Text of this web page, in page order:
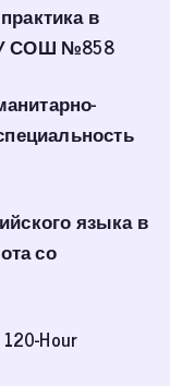
в
СОШ №858
языка в
со
Hour